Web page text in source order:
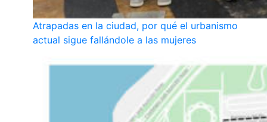
Atrapadas en la ciudad, por qué el urbanismo
actual sigue fallándole a las mujeres